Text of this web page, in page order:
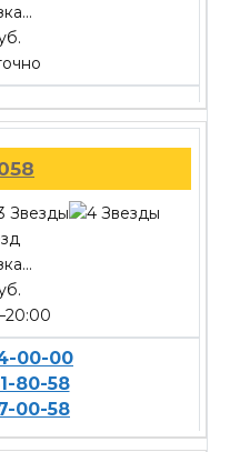
00-00
80-58
00-58